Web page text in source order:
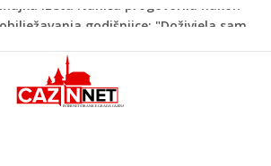
Prvi put u više od 40 godina: Saudijska
Makedonac teško povrijeđen nakon
pada sa tobogana: Vlada šalje avion po